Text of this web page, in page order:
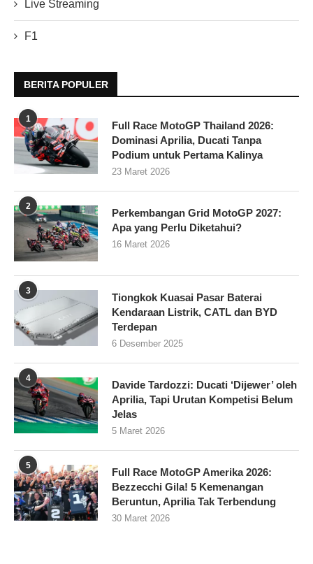
Live Streaming
F1
BERITA POPULER
1
Full Race MotoGP Thailand 2026:
Dominasi Aprilia, Ducati Tanpa
Podium untuk Pertama Kalinya
23 Maret 2026
2
Perkembangan Grid MotoGP 2027:
Apa yang Perlu Diketahui?
16 Maret 2026
3
Tiongkok Kuasai Pasar Baterai
Kendaraan Listrik, CATL dan BYD
Terdepan
6 Desember 2025
4
Davide Tardozzi: Ducati ‘Dijewer’ oleh
Aprilia, Tapi Urutan Kompetisi Belum
Jelas
5 Maret 2026
5
Full Race MotoGP Amerika 2026:
Bezzecchi Gila! 5 Kemenangan
Beruntun, Aprilia Tak Terbendung
30 Maret 2026